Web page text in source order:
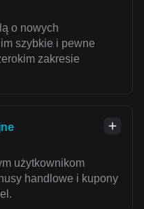
o nowych
szybkie i pewne
zakresie
użytkownikom
handlowe i kupony